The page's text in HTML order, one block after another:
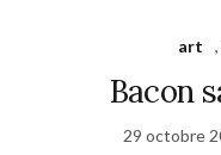
art ,
Bacon
29 octobre